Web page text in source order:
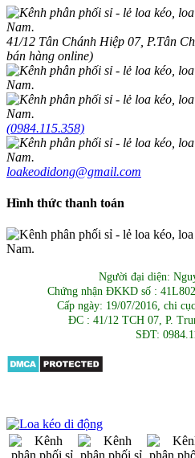
41/12 Tân Chánh Hiệp 07, P.Tân
bán hàng online)
(0984.115.358)
loakeodidong@gmail.com
Hình thức thanh toán
Người đại diện:
Chứng nhận ĐKKD số :
Cấp ngày: 19/07/2016, chi
ĐC : 41/12 TCH 07, P.
SĐT: